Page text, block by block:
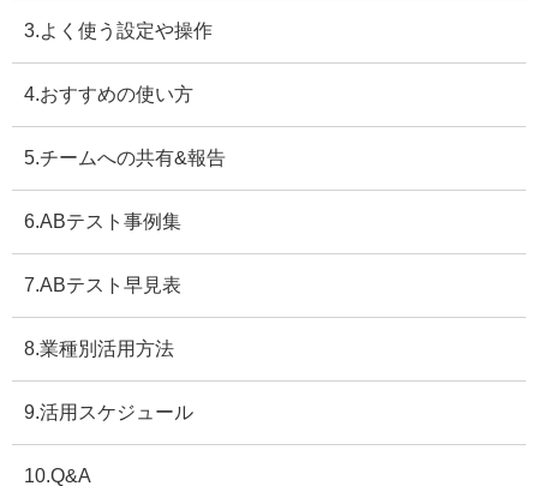
3.よく使う設定や操作
4.おすすめの使い方
5.チームへの共有&報告
6.ABテスト事例集
7.ABテスト早見表
8.業種別活用方法
9.活用スケジュール
10.Q&A